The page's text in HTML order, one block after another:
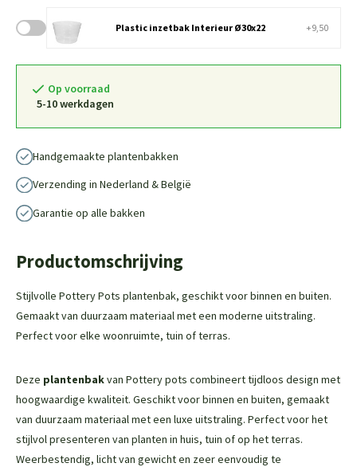
Plastic inzetbak Interieur Ø30x22 +9,50
Op voorraad
5-10 werkdagen
Handgemaakte plantenbakken
Verzending in Nederland & België
Garantie op alle bakken
Productomschrijving
Stijlvolle Pottery Pots plantenbak, geschikt voor binnen en buiten.
Gemaakt van duurzaam materiaal met een moderne uitstraling.
Perfect voor elke woonruimte, tuin of terras.
Deze plantenbakvan Pottery pots combineert tijdloos design met
hoogwaardige kwaliteit. Geschikt voor binnen en buiten, gemaakt
van duurzaam materiaal met een luxe uitstraling. Perfect voor het
stijlvol presenteren van planten in huis, tuin of op het terras.
Weerbestendig, licht van gewicht en zeer eenvoudig te